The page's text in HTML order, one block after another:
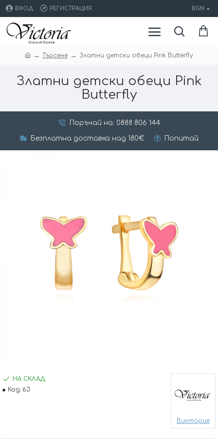
ВХОД РЕГИСТРАЦИЯ BGN
Търсене Златни детски обеци Pink Butterfly
Златни детски обеци Pink
Butterfly
Поръчай на: 0888 806 144
Безплатна доставка над 180€ Попитай
НА СКЛАД
Код: 63
Виктория